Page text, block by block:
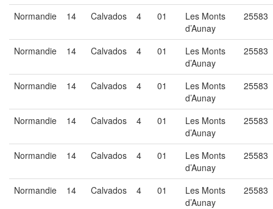
Normandie 14 Calvados 4 01
Les Monts
d’Aunay
25583
Normandie 14 Calvados 4 01
Les Monts
d’Aunay
25583
Normandie 14 Calvados 4 01
Les Monts
d’Aunay
25583
Normandie 14 Calvados 4 01
Les Monts
d’Aunay
25583
Normandie 14 Calvados 4 01
Les Monts
d’Aunay
25583
Normandie 14 Calvados 4 01
Les Monts
d’Aunay
25583